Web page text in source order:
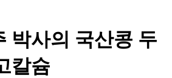
박사의 국산콩 두
칼슘